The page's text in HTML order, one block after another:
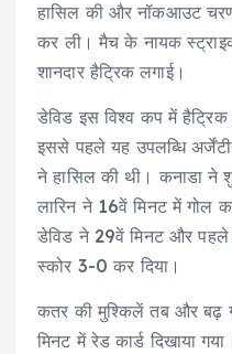
हासिल की और नॉकआउट
कर ली। मैच के नायक
शानदार हैट्रिक लगाई।
डेविड इस विश्व कप में
इससे पहले यह उपलब्धि
ने हासिल की थी। कनाडा ने
लारिन ने 16वें मिनट में गोल
डेविड ने 29वें मिनट और पहले
स्कोर 3-0 कर दिया।
कतर की मुश्किलें तब और बढ़
मिनट में रेड कार्ड दिखाया